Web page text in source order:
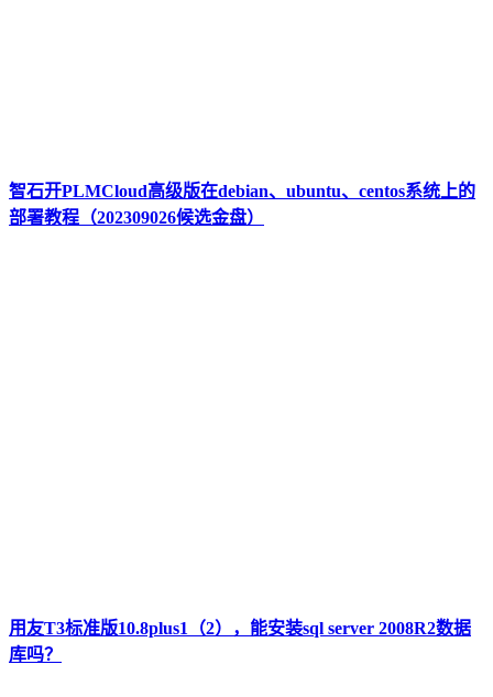
智石开PLMCloud高级版在debian、ubuntu、centos系统上的
部署教程（202309026候选金盘）
用友T3标准版10.8plus1（2），能安装sql server 2008R2数据
库吗？